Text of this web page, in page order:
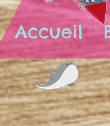
Accueil